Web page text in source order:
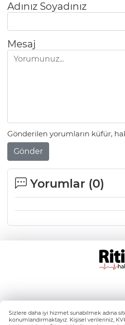
Adınız Soyadınız
Mesaj
Gönderilen yorumların küfür,
Gönder
Yorumlar (0)
Sizlere daha iyi hizmet sunabilmek adına
konumlandırmaktayız. Kişisel verileriniz,